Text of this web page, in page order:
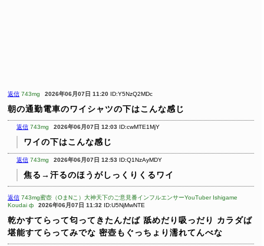
返信 743mg 2026年06月07日 11:20 ID:Y5NzQ2MDc
朝の通勤電車のワイシャツの下はこんな感じ
返信 743mg 2026年06月07日 12:03 ID:cwMTE1MjY
ワイの下はこんな感じ
返信 743mg 2026年06月07日 12:53 ID:Q1NzAyMDY
焦る→汗るのほうがしっくりくるワイ
返信 743mg蜜壺（OまNこ）大神天下のご意見番インフルエンサーYouTuber Ishigame
Koudai ф
2026年06月07日 11:32 ID:U5NjMwNTE
乾かすてらって匂ってきたんだば 舐めだり吸っだり
カラダば
堪能すてらってみでな 密壺もぐっちょり濡れてんべな